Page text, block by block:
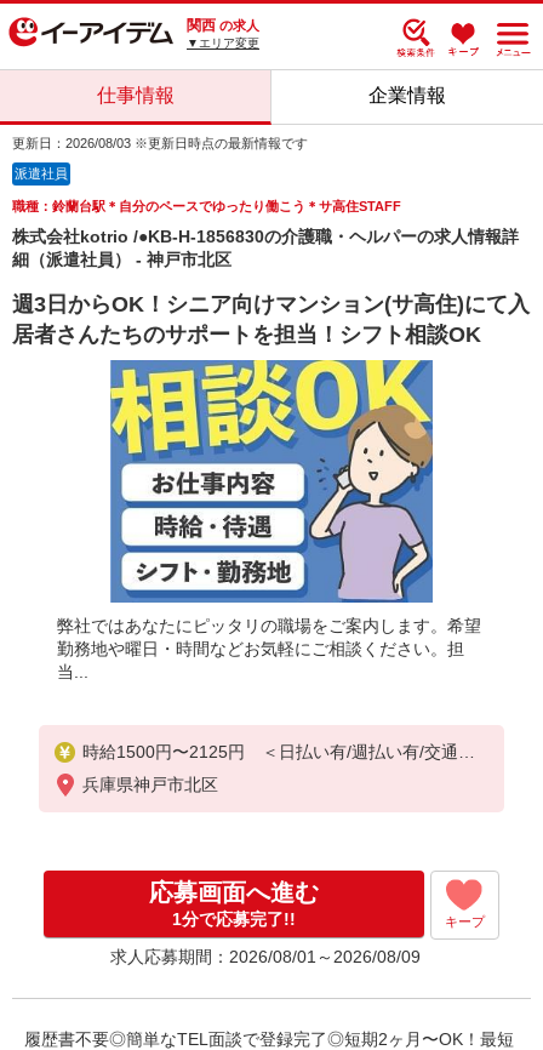
関西 の求人
▼エリア変更
仕事情報 企業情報
更新日：2026/08/03 ※更新日時点の最新情報です
派遣社員
職種：鈴蘭台駅＊自分のペースでゆったり働こう＊サ高住STAFF
株式会社kotrio /●KB-H-1856830の介護職・ヘルパーの求人情報詳
細（派遣社員） - 神戸市北区
週3日からOK！シニア向けマンション(サ高住)にて入
居者さんたちのサポートを担当！シフト相談OK
弊社ではあなたにピッタリの職場をご案内します。希望
勤務地や曜日・時間などお気軽にご相談ください。担
当...
時給1500円〜2125円 ＜日払い有/週払い有/交通費
全支給(ガソリン代含む)＞
兵庫県神戸市北区
応募画面へ進む
1分で応募完了!! キープ
求人応募期間：2026/08/01～2026/08/09
履歴書不要◎簡単なTEL面談で登録完了◎短期2ヶ月〜OK！最短